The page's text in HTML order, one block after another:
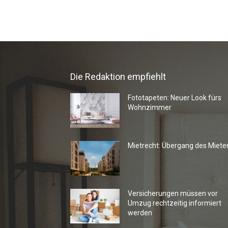
Die Redaktion empfiehlt
Fototapeten: Neuer Look fürs
Wohnzimmer
Mietrecht: Übergang des
Versicherungen müssen vor
Umzug rechtzeitig informiert
werden